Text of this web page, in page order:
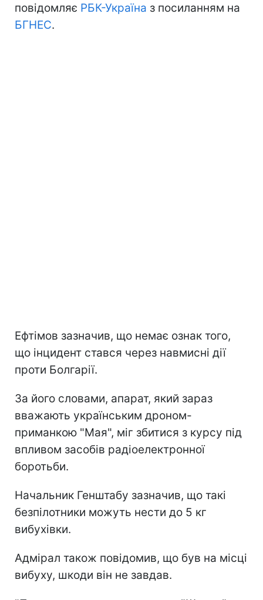
повідомляє РБК-Україна з посиланням на
БГНЕС.
Ефтімов зазначив, що немає ознак того,
що інцидент стався через навмисні дії
проти Болгарії.
За його словами, апарат, який зараз
вважають українським дроном-
приманкою "Мая", міг збитися з курсу під
впливом засобів радіоелектронної
боротьби.
Начальник Генштабу зазначив, що такі
безпілотники можуть нести до 5 кг
вибухівки.
Адмірал також повідомив, що був на місці
вибуху, шкоди він не завдав.